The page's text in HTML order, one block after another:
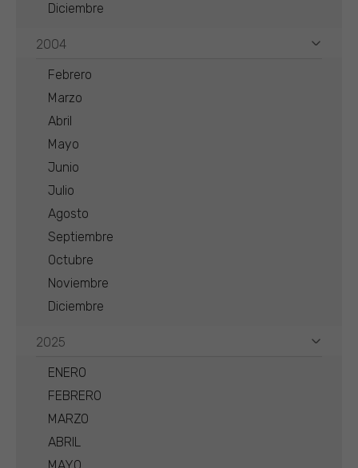
Diciembre
2004
Febrero
Marzo
Abril
Mayo
Junio
Julio
Agosto
Septiembre
Octubre
Noviembre
Diciembre
2025
ENERO
FEBRERO
MARZO
ABRIL